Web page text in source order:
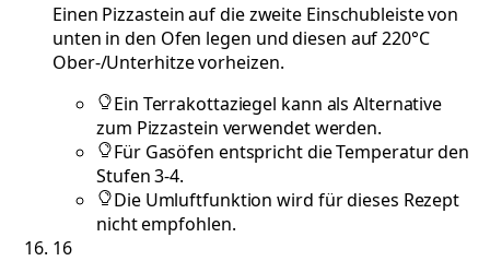
Einen Pizzastein auf die zweite Einschubleiste von
unten in den Ofen legen und diesen auf 220°C
Ober-/Unterhitze vorheizen.
Ein Terrakottaziegel kann als Alternative
zum Pizzastein verwendet werden.
Für Gasöfen entspricht die Temperatur den
Stufen 3-4.
Die Umluftfunktion wird für dieses Rezept
nicht empfohlen.
16